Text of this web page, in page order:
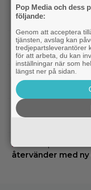
TV-spel|
kalkonfilmen –
Casting|3 nya X-
ryktas om fler heta
Hollywood| Morgan
filmer – om lönen
Netflix
Glöm Tom
HBO Max
återvänder med
Pop Media och dess
följande:
Genom att acceptera
tjänsten, avslag kan
tredjepartsleverantörer
för att arbeta, du kan
inställningar när som
längst ner på sidan.